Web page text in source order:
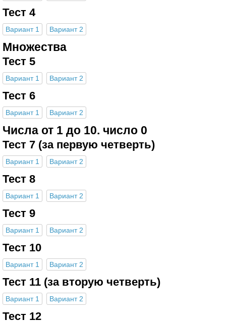
Тест 4
Вариант 1 Вариант 2
Множества
Тест 5
Вариант 1 Вариант 2
Тест 6
Вариант 1 Вариант 2
Числа от 1 до 10. число 0
Тест 7 (за первую четверть)
Вариант 1 Вариант 2
Тест 8
Вариант 1 Вариант 2
Тест 9
Вариант 1 Вариант 2
Тест 10
Вариант 1 Вариант 2
Тест 11 (за вторую четверть)
Вариант 1 Вариант 2
Тест 12